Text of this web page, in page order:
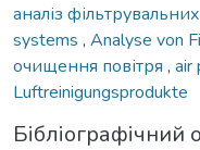
аналіз
systems , Analyse von
очищення повітря , air
Luftreinigungsprodukte
Бібліографічний